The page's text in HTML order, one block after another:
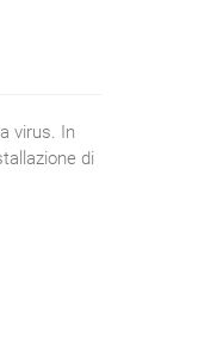
virus. In
di